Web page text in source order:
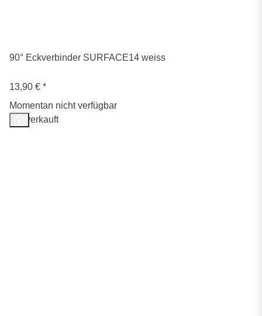
90° Eckverbinder SURFACE14 weiss
13,90 € *
Momentan nicht verfügbar
Ausverkauft